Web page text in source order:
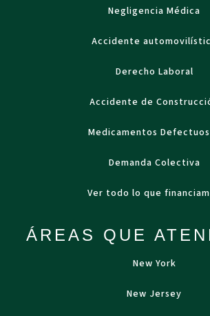
Negligencia Médica
Accidente
Derecho Laboral
Accidente de
Medicamentos
Demanda Colectiva
Ver todo lo que
ÁREAS QUE
New York
New Jersey